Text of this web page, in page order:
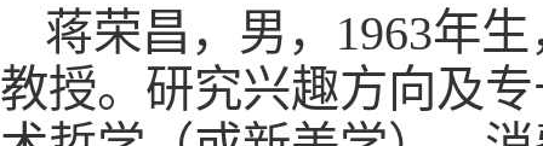
蒋荣昌，男，1963年
教授。研究兴趣方向及